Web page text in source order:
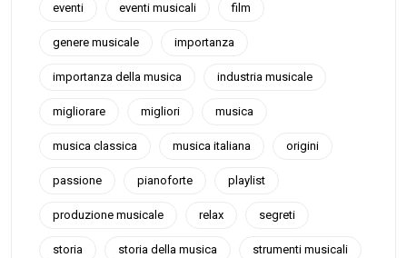
eventi eventi musicali film
genere musicale importanza
importanza della musica industria musicale
migliorare migliori musica
musica classica musica italiana origini
passione pianoforte playlist
produzione musicale relax segreti
storia storia della musica strumenti musicali